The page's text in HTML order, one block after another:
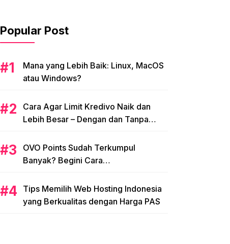
Popular Post
Mana yang Lebih Baik: Linux, MacOS
atau Windows?
Cara Agar Limit Kredivo Naik dan
Lebih Besar – Dengan dan Tanpa
OVO Points Sudah Terkumpul
Banyak? Begini Cara
Tips Memilih Web Hosting Indonesia
yang Berkualitas dengan Harga PAS